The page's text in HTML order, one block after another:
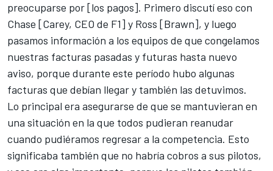
preocuparse por [los pagos]. Primero discutí eso con
Chase [Carey, CEO de F1] y Ross [Brawn], y luego
pasamos información a los equipos de que congelamos
nuestras facturas pasadas y futuras hasta nuevo
aviso, porque durante este período hubo algunas
facturas que debían llegar y también las detuvimos.
Lo principal era asegurarse de que se mantuvieran en
una situación en la que todos pudieran reanudar
cuando pudiéramos regresar a la competencia. Esto
significaba también que no habría cobros a sus pilotos,